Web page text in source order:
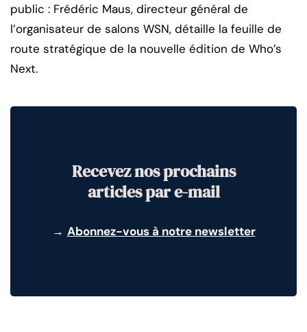
public : Frédéric Maus, directeur général de
l’organisateur de salons WSN, détaille la feuille de
route stratégique de la nouvelle édition de Who’s
Next.
Recevez nos prochains
articles par e-mail
→ Abonnez-vous à notre newsletter